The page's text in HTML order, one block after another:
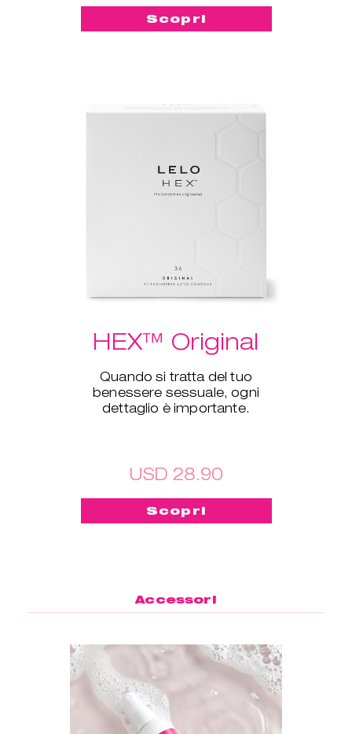
Scopri
HEX™ Original
Quando si tratta del tuo
benessere sessuale, ogni
dettaglio è importante.
USD 28.90
Scopri
Accessori